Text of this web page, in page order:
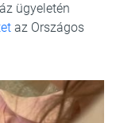
ügyeletén
az Országos